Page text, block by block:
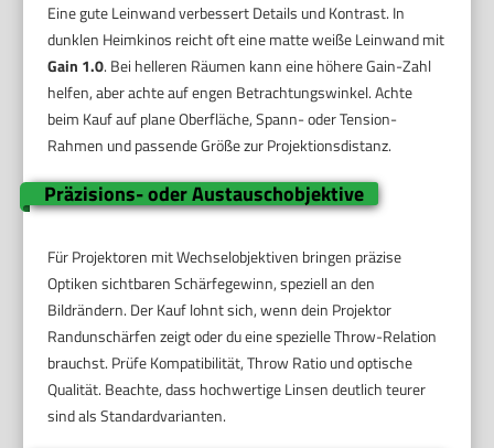
Eine gute Leinwand verbessert Details und Kontrast. In
dunklen Heimkinos reicht oft eine matte weiße Leinwand mit
Gain 1.0. Bei helleren Räumen kann eine höhere Gain-Zahl
helfen, aber achte auf engen Betrachtungswinkel. Achte
beim Kauf auf plane Oberfläche, Spann- oder Tension-
Rahmen und passende Größe zur Projektionsdistanz.
Präzisions- oder Austauschobjektive
Für Projektoren mit Wechselobjektiven bringen präzise
Optiken sichtbaren Schärfegewinn, speziell an den
Bildrändern. Der Kauf lohnt sich, wenn dein Projektor
Randunschärfen zeigt oder du eine spezielle Throw-Relation
brauchst. Prüfe Kompatibilität, Throw Ratio und optische
Qualität. Beachte, dass hochwertige Linsen deutlich teurer
sind als Standardvarianten.